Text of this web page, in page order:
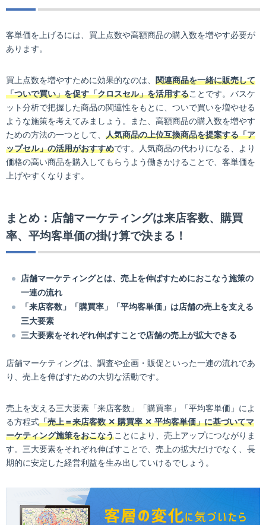
客単価を上げるには、買上点数や高額商品の購入数を増やす必要が
あります。
買上点数を増やすために効果的なのは、 関連商品を一緒に販売して
「ついで買い」を促す「クロスセル」を活用することです。バスケ
ット分析で把握した商品の関連性をもとに、ついで買いを増やせる
ような施策を考えてみましょう。また、高額商品の購入数を増やす
ための方法の一つとして、 人気商品の上位互換商品を提案する「ア
ップセル」の活用がおすすめです。人気商品の代わりになる、より
価格の高い商品を購入してもらうよう働きかけることで、客単価を
上げやすくなります。
まとめ：店舗マーケティングは来店客数、購買
率、平均客単価の掛け算で決まる！
店舗マーケティングとは、売上を伸ばすためにおこなう施策の
一連の流れ
「来店客数」「購買率」「平均客単価」は店舗の売上を支える
三大要素
三大要素をそれぞれ伸ばすことで店舗の売上が拡大できる
店舗マーケティングは、調査や企画・販促といった一連の流れであ
り、売上を伸ばすための大切な活動です。
売上を支える三大要素「来店客数」「購買率」「平均客単価」によ
る方程式「売上＝来店客数 ✕ 購買率 ✕ 平均客単価」に基づいてマ
ーケティング施策をおこなうことにより、売上アップにつながりま
す。三大要素をそれぞれ伸ばすことで、売上の拡大だけでなく、長
期的に安定した経営利益を生み出していけるでしょう。